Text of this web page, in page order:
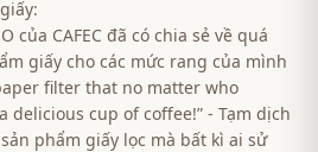
của CAFEC đã có chia sẻ về quá
giấy cho các mức rang của mình
filter that no matter who
delicious cup of coffee!” - Tạm dịch
phẩm giấy lọc mà bất kì ai sử